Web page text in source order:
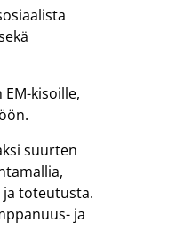
kisoille,
suurten
toteutusta.
ja